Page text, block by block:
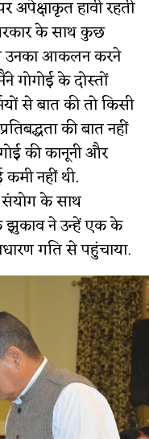
अपेक्षाकृत हावी रहती
के साथ कुछ
उनका आकलन करने
गोगोई के दोस्तों
से बात की तो किसी
की बात नहीं
की कानूनी और
नहीं थी.
संयोग के साथ
झुकाव ने उन्हें एक के
गति से पहुंचाया.